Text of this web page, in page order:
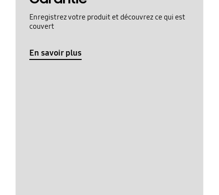
Enregistrez votre produit et découvrez ce qui est
couvert
En savoir plus